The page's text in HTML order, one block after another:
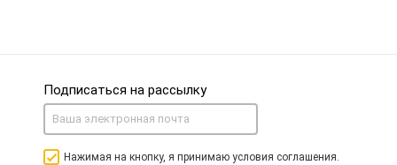
Подписаться на рассылку
Нажимая на кнопку, я принимаю условия соглашения.